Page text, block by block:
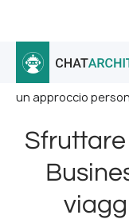
Home / Notizia /
Sfruttare l'API di
un approccio